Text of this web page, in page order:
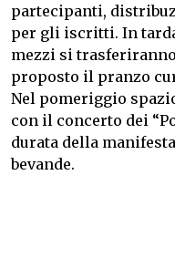
partecipanti,
per gli iscritti. In tarda
mezzi si
proposto il pranzo
Nel pomeriggio
con il concerto dei
durata della
bevande.